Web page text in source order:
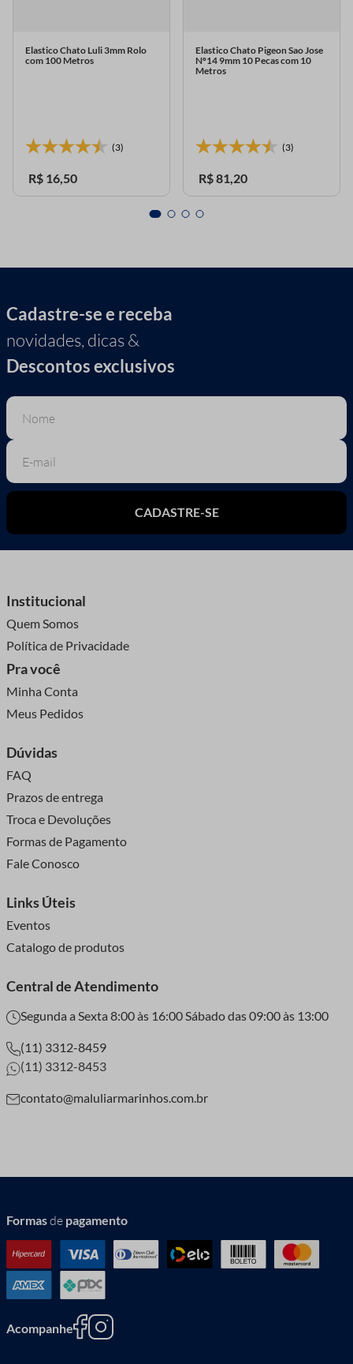
Elastico Chato Luli 3mm Rolo
com 100 Metros
(3)
R$ 16,50
Elastico Chato Pigeon Sao Jose
Nº14 9mm 10 Pecas com 10
Metros
(3)
R$81,20
Cadastre-se e receba
novidades, dicas &
Descontos exclusivos
CADASTRE-SE
Institucional
Quem Somos
Política de Privacidade
Pra você
Minha Conta
Meus Pedidos
Dúvidas
FAQ
Prazos de entrega
Troca e Devoluções
Formas de Pagamento
Fale Conosco
Links Úteis
Eventos
Catalogo de produtos
Central de Atendimento
Segunda a Sexta 8:00 às 16:00 Sábado das 09:00 às 13:00
(11) 3312-8459
(11) 3312-8453
contato@maluliarmarinhos.com.br
Formasde pagamento
Acompanhe